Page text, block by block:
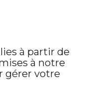
à partir de
à notre
gérer votre